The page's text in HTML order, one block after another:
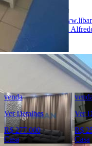
Creci:
33006-J
Site:
https://
Rua
Ver Telefone
Telefone:(14) 4141-
(14) 98836-
(14)
venda
Ver Detalhes
R$ 277.000
Casa
Ver
R$
Casa